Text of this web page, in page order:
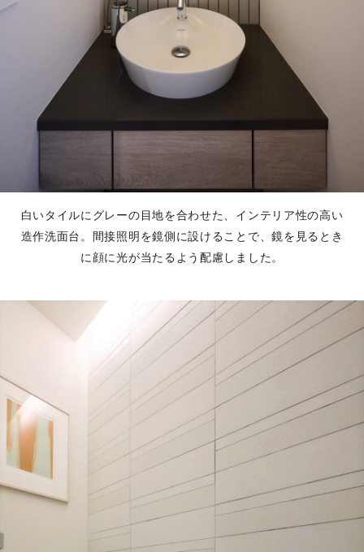
白いタイルにグレーの目地を合わせた、インテリア性の高い
造作洗面台。間接照明を鏡側に設けることで、鏡を見るとき
に顔に光が当たるよう配慮しました。